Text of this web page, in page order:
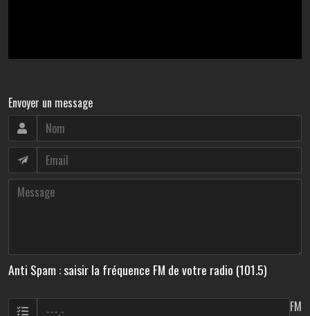
Envoyer un message
Anti Spam : saisir la fréquence FM de votre radio (101.5)
FM